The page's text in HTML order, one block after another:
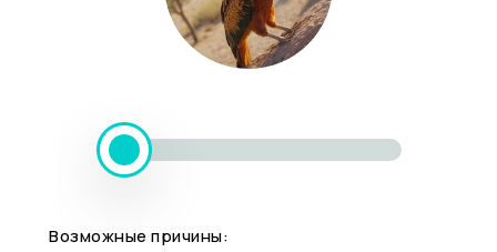
Возможные причины: